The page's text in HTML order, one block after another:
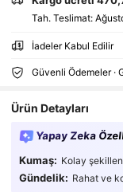
Tah. Teslimat:
İadeler Kabul Edilir
Güvenli Ödemeler ·
Ürün Detayları
Yapay Zeka
Kumaş: Kolay
Gündelik: Rahat ve